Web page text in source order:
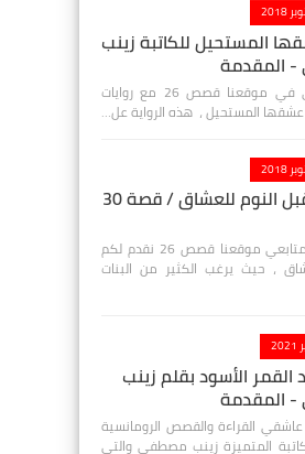
المستحيل للكاتبة زينب
المقدمة
مرحباً بكم أصدقائي وأحبابي في موقعنا قصص 26 مع روايات
عشقها المستحيل ، هذه الرواية عل…
حواديت قبل النوم للعشاق / قصة 30
مرحباً بكم جميع أصدقائي ومتابعي موقعنا قصص 26 نقدم لكم
، حيث يرغب الكثير من البنات
القمر الأسود بقلم زينب
المقدمة
القراءة والقصص الرومانسية
المتميزة زينب مصطفى والتي